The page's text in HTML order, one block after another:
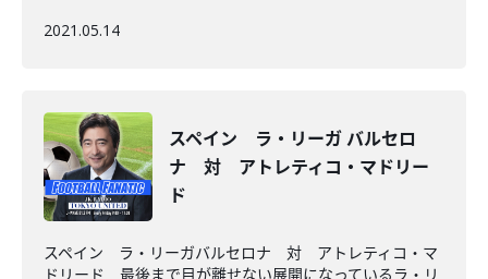
2021.05.14
スペイン ラ・リーガ バルセロ
ナ 対 アトレティコ・マドリー
ド
スペイン ラ・リーガバルセロナ 対 アトレティコ・マ
ドリード 最後まで目が離せない展開になっているラ・リ